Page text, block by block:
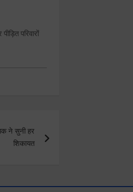
परिवारों
ने सुनी हर
शिकायत